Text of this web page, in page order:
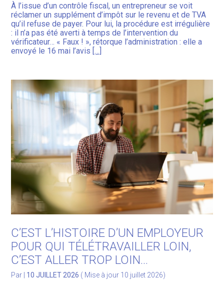
À l’issue d’un contrôle fiscal, un entrepreneur se voit
réclamer un supplément d’impôt sur le revenu et de TVA
qu’il refuse de payer. Pour lui, la procédure est irrégulière
: il n’a pas été averti à temps de l’intervention du
vérificateur… « Faux ! », rétorque l’administration : elle a
envoyé le 16 mai l’avis […]
C’EST L’HISTOIRE D’UN EMPLOYEUR
POUR QUI TÉLÉTRAVAILLER LOIN,
C’EST ALLER TROP LOIN…
Par 10 JUILLET 2026 ( Mise à jour 10 juillet 2026)